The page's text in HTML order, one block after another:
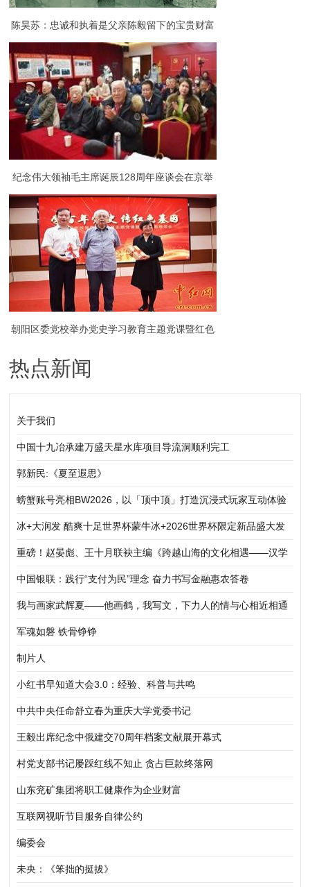
陈昊苏：忠诚和执着是父亲陈毅留下的宝贵财富
纪念伟大领袖毛主席诞辰128周年座谈会在京举
行
朝阳区委党校举办党史学习教育主题党课暨红色
诗歌咏颂会（组图）
热点新闻
关于我们
中国十九冶承建万盛天星水库项目导流洞顺利完工
郭新民:《夏至遐思》
螃蟹账号亮相BW2026，以「顶中顶」打造沉浸式玩家互动体验
冰+大润发 酷爽十足世界杯蒙牛冰+2026世界杯限定新品盛大发
布
重磅！赵晏彪、王十月联袂主编《跨越山海的文化相遇——汉学
家眼中的中国》正式出版发行
中国银联：践行“支付为民”理念 奋力书写金融惠农答卷
我与画家武辉夏——他画鹤，我写文，下力人的情与心相近相通
军魂如磐 铁骨铮铮
制片人
小红书早知道大会3.0：经验、科普与共鸣
中共中央任命舒立春为重庆大学党委书记
王毅出席纪念中俄建交70周年档案文献展开幕式
村党支部书记屡踩红线不知止 贪占巨款终落网
山东兖矿集团将职工健康作为企业财富
互联网视听节目服务自律公约
编委会
未央：《笨拙的挺拔》